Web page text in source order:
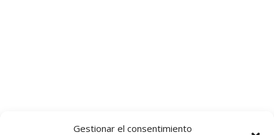
Gestionar el consentimiento